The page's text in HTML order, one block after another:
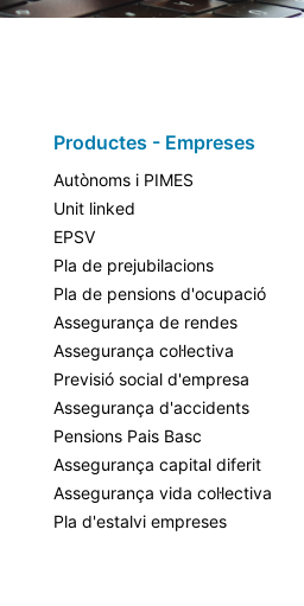
Productes - Empreses
Autònoms i PIMES
Unit linked
EPSV
Pla de prejubilacions
Pla de pensions d'ocupació
Assegurança de rendes
Assegurança col·lectiva
Previsió social d'empresa
Assegurança d'accidents
Pensions Pais Basc
Assegurança capital diferit
Assegurança vida col·lectiva
Pla d'estalvi empreses